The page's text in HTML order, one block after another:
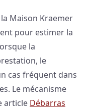
Maison Kraemer
pour estimer la
la
le
cas fréquent dans
Le mécanisme
article Débarras